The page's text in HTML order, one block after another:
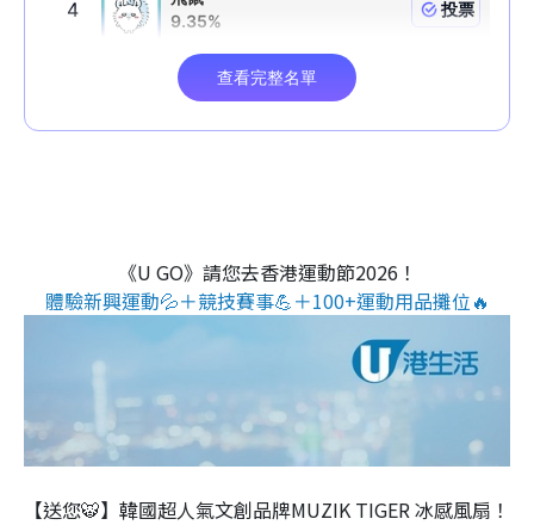
《U GO》請您去香港運動節2026！
體驗新興運動💦＋競技賽事💪＋100+運動用品攤位🔥
【送您🐯】韓國超人氣文創品牌MUZIK TIGER 冰感風扇！